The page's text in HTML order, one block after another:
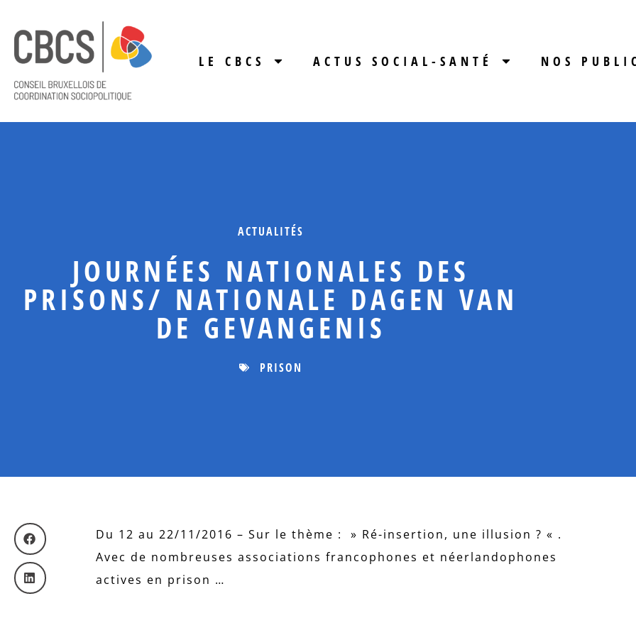
LE CBCS ACTUS SOCIAL-SANTÉ NOS
ACTUALITÉS
JOURNÉES NATIONALES DES
PRISONS/ NATIONALE DAGEN VAN
DE GEVANGENIS
PRISON
Du 12 au 22/11/2016 – Sur le thème : » Ré-insertion, une illusion ? « .
Avec de nombreuses associations francophones et néerlandophones
actives en prison …